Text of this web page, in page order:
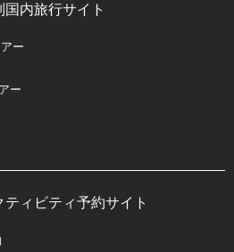
国内旅行サイト
ー
ー
ティビティ予約サイト